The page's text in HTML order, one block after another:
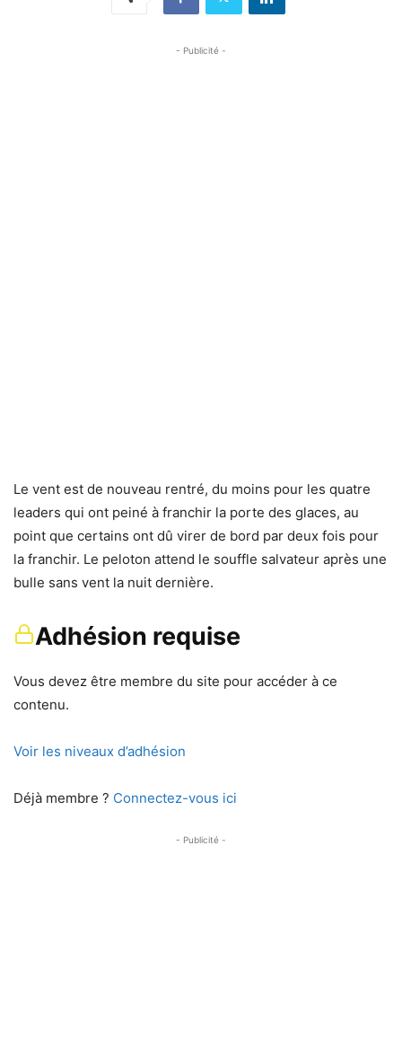
- Publicité -
Le vent est de nouveau rentré, du moins pour les quatre
leaders qui ont peiné à franchir la porte des glaces, au
point que certains ont dû virer de bord par deux fois pour
la franchir. Le peloton attend le souffle salvateur après une
bulle sans vent la nuit dernière.
Adhésion requise
Vous devez être membre du site pour accéder à ce
contenu.
Voir les niveaux d’adhésion
Déjà membre ? Connectez-vous ici
- Publicité -